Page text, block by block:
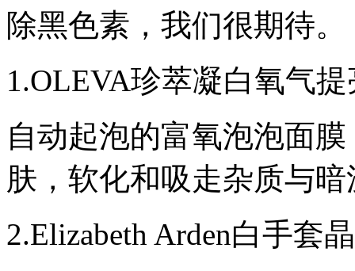
白
利
来
灭
黑
色
素
白
除黑色素，我们很期待。
1.OLEVA珍萃凝白氧气
自动起泡的富氧泡泡面
肤，软化和吸走杂质与暗
2.Elizabeth Arden白手套